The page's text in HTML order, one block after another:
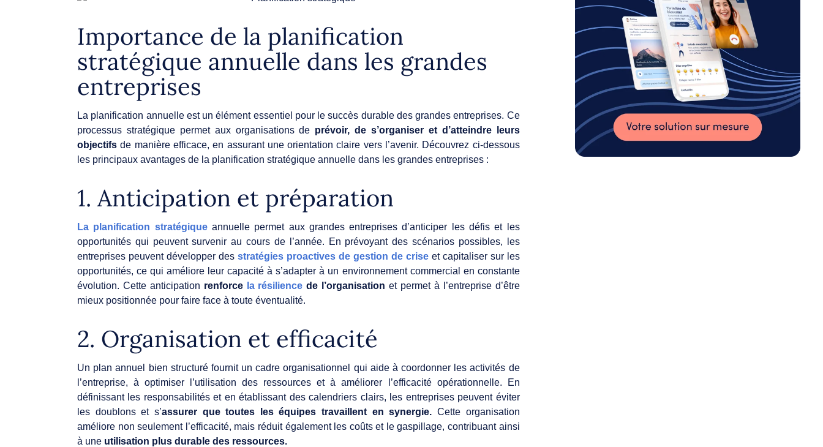
Importance de la planification
stratégique annuelle dans les grandes
entreprises
La planification annuelle est un élément essentiel pour le succès durable des grandes entreprises. Ce
processus stratégique permet aux organisations de prévoir, de s’organiser et d’atteindre leurs
objectifsde manière efficace, en assurant une orientation claire vers l’avenir. Découvrez ci-dessous
les principaux avantages de la planification stratégique annuelle dans les grandes entreprises :
1. Anticipation et préparation
La planification stratégiqueannuelle permet aux grandes entreprises d’anticiper les défis et les
opportunités qui peuvent survenir au cours de l’année. En prévoyant des scénarios possibles, les
entreprises peuvent développer des stratégies proactives de gestion de criseet capitaliser sur les
opportunités, ce qui améliore leur capacité à s’adapter à un environnement commercial en constante
évolution. Cette anticipation renforce la résilience de l’organisationet permet à l’entreprise d’être
mieux positionnée pour faire face à toute éventualité.
2. Organisation et efficacité
Un plan annuel bien structuré fournit un cadre organisationnel qui aide à coordonner les activités de
l’entreprise, à optimiser l’utilisation des ressources et à améliorer l’efficacité opérationnelle. En
définissant les responsabilités et en établissant des calendriers clairs, les entreprises peuvent éviter
les doublons et s’assurer que toutes les équipes travaillent en synergie. Cette organisation
améliore non seulement l’efficacité, mais réduit également les coûts et le gaspillage, contribuant ainsi
à une utilisation plus durable des ressources.